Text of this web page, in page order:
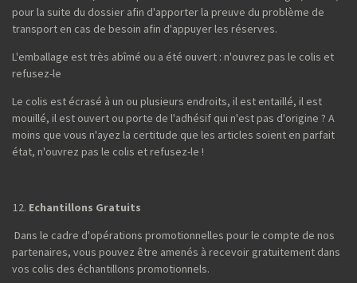
pour la suite du dossier afin d'apporter la preuve du problème de
transport en cas de besoin afin d'appuyer les réserves.
L'emballage est très abîmé ou a été ouvert : n'ouvrez pas le colis et
refusez-le
Le colis est écrasé à un ou plusieurs endroits, il est entaillé, il est
mouillé, il est ouvert ou porte de l'adhésif qui n'est pas d'origine ? A
moins que vous n'ayez la certitude que les articles soient en parfait
état, n'ouvrez pas le colis et refusez-le !
Echantillons Gratuits
Dans le cadre d'opérations promotionnelles pour le compte de nos
partenaires, vous pouvez être amenés à recevoir gratuitement dans
vos colis des échantillons promotionnels.